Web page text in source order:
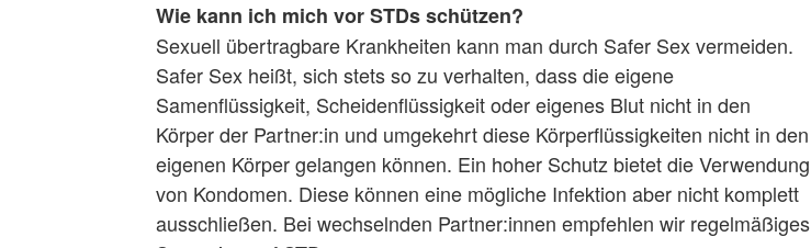
Wie kann ich mich vor STDs schützen?
Sexuell übertragbare Krankheiten kann man durch Safer Sex vermeiden.
Safer Sex heißt, sich stets so zu verhalten, dass die eigene
Samenflüssigkeit, Scheidenflüssigkeit oder eigenes Blut nicht in den
Körper der Partner:in und umgekehrt diese Körperflüssigkeiten nicht in den
eigenen Körper gelangen können. Ein hoher Schutz bietet die Verwendung
von Kondomen. Diese können eine mögliche Infektion aber nicht komplett
ausschließen. Bei wechselnden Partner:innen empfehlen wir regelmäßiges